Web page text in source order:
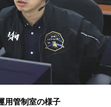
用管制室の様子